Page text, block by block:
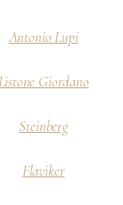
Antonio Lupi
Giordano
Steinberg
Flaviker